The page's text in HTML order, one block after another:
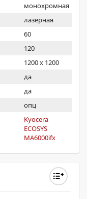
монохромная
лазерная
60
120
1200 x 1200
да
да
опц
Kyocera
ECOSYS
MA6000ifx